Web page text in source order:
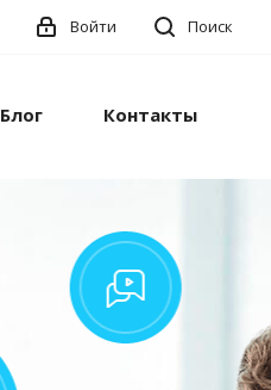
Поиск
Войти
Блог Контакты